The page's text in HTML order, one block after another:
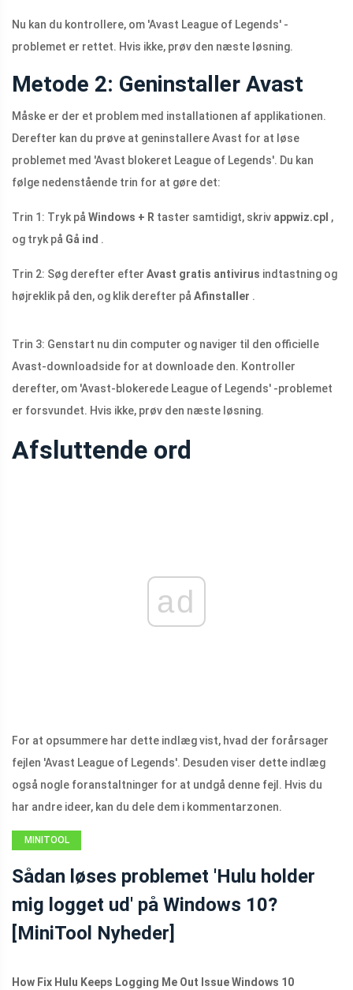
Nu kan du kontrollere, om 'Avast League of Legends' -
problemet er rettet. Hvis ikke, prøv den næste løsning.
Metode 2: Geninstaller Avast
Måske er der et problem med installationen af ​​applikationen.
Derefter kan du prøve at geninstallere Avast for at løse
problemet med 'Avast blokeret League of Legends'. Du kan
følge nedenstående trin for at gøre det:
Trin 1: Tryk på Windows + R taster samtidigt, skriv appwiz.cpl ,
og tryk på Gå ind .
Trin 2: Søg derefter efter Avast gratis antivirus indtastning og
højreklik på den, og klik derefter på Afinstaller .
Trin 3: Genstart nu din computer og naviger til den officielle
Avast-downloadside for at downloade den. Kontroller
derefter, om 'Avast-blokerede League of Legends' -problemet
er forsvundet. Hvis ikke, prøv den næste løsning.
Afsluttende ord
ad
For at opsummere har dette indlæg vist, hvad der forårsager
fejlen 'Avast League of Legends'. Desuden viser dette indlæg
også nogle foranstaltninger for at undgå denne fejl. Hvis du
har andre ideer, kan du dele dem i kommentarzonen.
MINITOOL
Sådan løses problemet 'Hulu holder
mig logget ud' på Windows 10?
[MiniTool Nyheder]
How Fix Hulu Keeps Logging Me Out Issue Windows 10